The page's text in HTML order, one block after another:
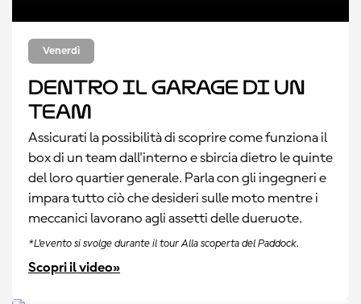
Venerdì
Dentro il garage di un
team
Assicurati la possibilità di scoprire come funziona il
box di un team dall'interno e sbircia dietro le quinte
del loro quartier generale. Parla con gli ingegneri e
impara tutto ciò che desideri sulle moto mentre i
meccanici lavorano agli assetti delle dueruote.
*L'evento si svolge durante il tour Alla scoperta del Paddock.
Scopri il video»